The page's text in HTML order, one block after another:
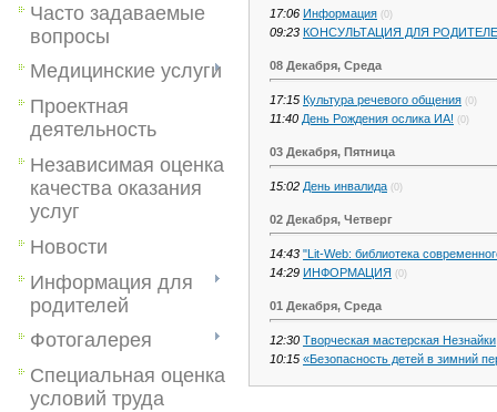
Часто задаваемые
вопросы
Медицинские услуги
Проектная
деятельность
Независимая оценка
качества оказания
услуг
Новости
Информация для
родителей
Фотогалерея
Специальная оценка
условий труда
17:06 Информация (0)
09:23 КОНСУЛЬТАЦИЯ ДЛЯ
08 Декабря, Среда
17:15 Культура речевого общения (0)
11:40 День Рождения ослика ИА! (0)
03 Декабря, Пятница
15:02 День инвалида (0)
02 Декабря, Четверг
14:43 "Lit-Web: библиотека
14:29 ИНФОРМАЦИЯ (0)
01 Декабря, Среда
12:30 Творческая мастерская Незнайки
10:15 «Безопасность детей в зимний